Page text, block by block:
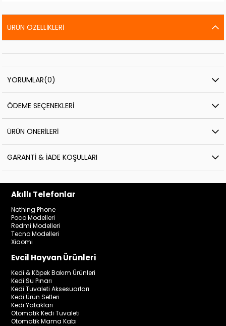
ÜRÜN ÖZELLIKLERI
YORUMLAR(0)
ÖDEME SEÇENEKLERI
ÜRÜN ÖNERILERI
GARANTI & İADE KOŞULLARI
Akıllı Telefonlar
Nothing Phone
Poco Modelleri
Redmi Modelleri
Tecno Modelleri
Xiaomi
Evcil Hayvan Ürünleri
Kedi & Köpek Bakım Ürünleri
Kedi Su Pınarı
Kedi Tuvaleti Aksesuarları
Kedi Ürün Setleri
Kedi Yatakları
Otomatik Kedi Tuvaleti
Otomatik Mama Kabı